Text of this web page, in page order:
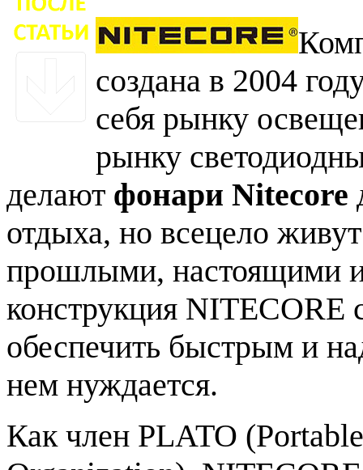
создана в 2004
себя рынку
рынку
делают фонари Nitecore
отдыха, но всецело
прошлыми, настоящими
конструкция NITECORE
обеспечить быстрым и
нем нуждается.
Как член PLATO